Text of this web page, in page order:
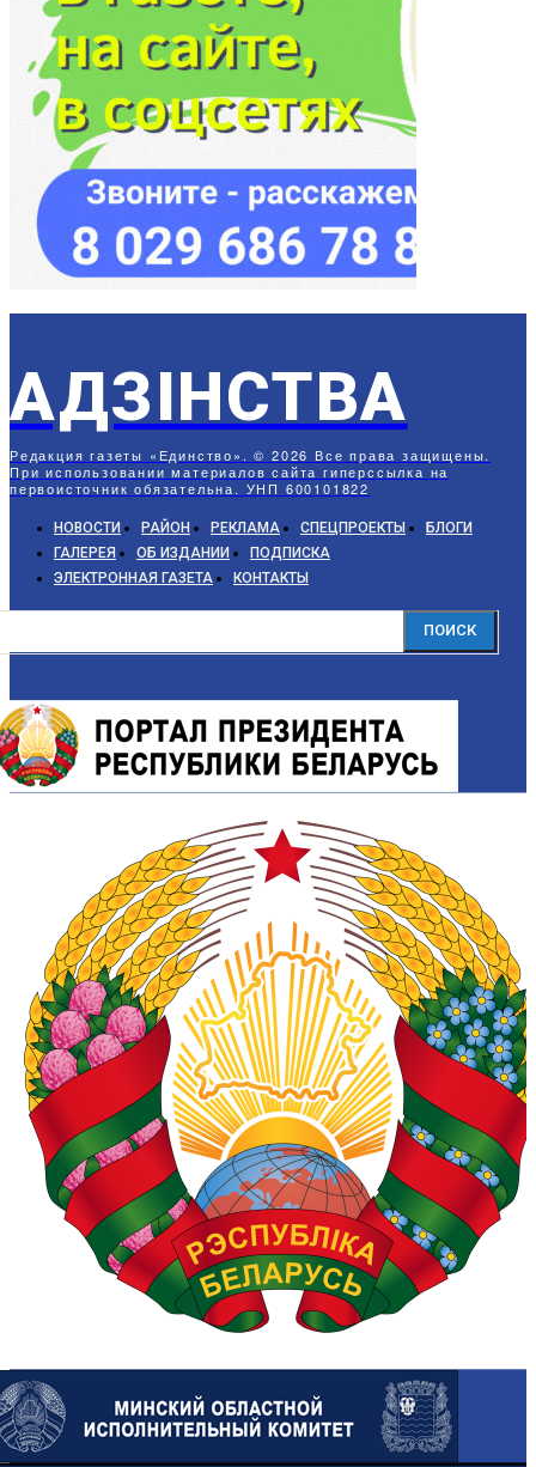
АДЗIНСТВА
Редакция газеты «Единство». © 2026 Все права защищены.
При использовании материалов сайта гиперссылка на
первоисточник обязательна. УНП 600101822
НОВОСТИ РАЙОН РЕКЛАМА СПЕЦПРОЕКТЫ
БЛОГИ
ГАЛЕРЕЯ
ОБ ИЗДАНИИ
ПОДПИСКА
ЭЛЕКТРОННАЯ ГАЗЕТА
КОНТАКТЫ
ПОИСК